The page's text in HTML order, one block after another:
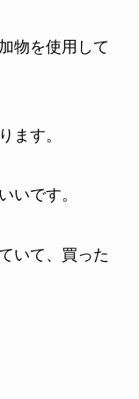
物を使用して
ます。
いです。
いて、買った